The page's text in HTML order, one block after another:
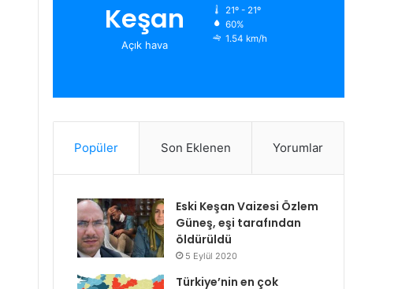
Keşan
Açık hava
21º - 21º
60%
1.54 km/h
Popüler Son Eklenen Yorumlar
Eski Keşan Vaizesi Özlem
Güneş, eşi tarafından
öldürüldü
5 Eylül 2020
Türkiye’nin en çok